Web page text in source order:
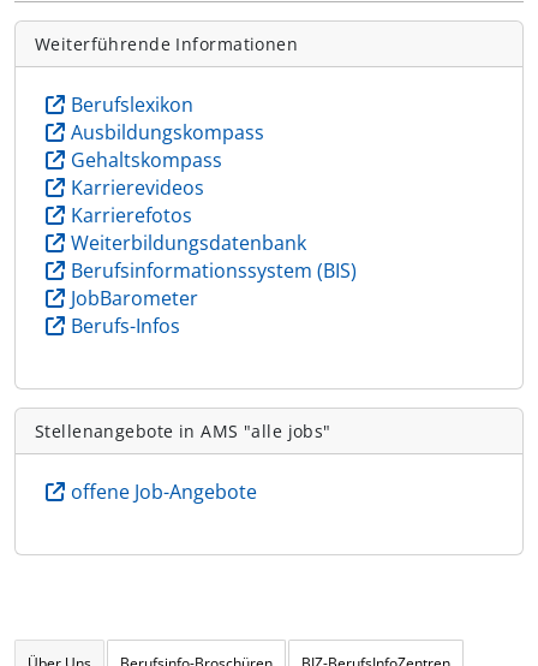
Weiterführende Informationen
Berufslexikon
Ausbildungskompass
Gehaltskompass
Karrierevideos
Karrierefotos
Weiterbildungsdatenbank
Berufsinformationssystem (BIS)
JobBarometer
Berufs-Infos
Stellenangebote in AMS "alle jobs"
offene Job-Angebote